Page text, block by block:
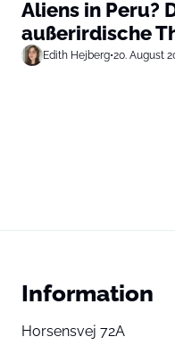
Aliens in Peru?
außerirdische
Edith Hejberg•20. August
Information
Horsensvej 72A